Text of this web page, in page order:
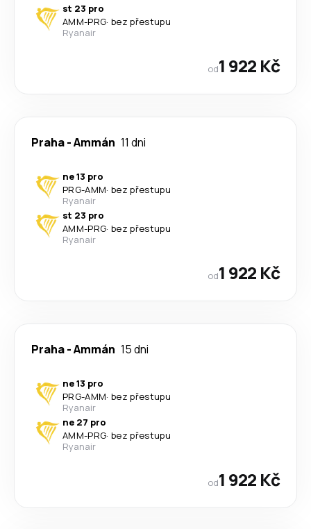
st 23 pro
AMM-PRG· bez přestupu
Ryanair
od1 922 Kč
Praha-Ammán 11 dni
ne 13 pro
PRG-AMM· bez přestupu
Ryanair
st 23 pro
AMM-PRG· bez přestupu
Ryanair
od1 922 Kč
Praha-Ammán 15 dni
ne 13 pro
PRG-AMM· bez přestupu
Ryanair
ne 27 pro
AMM-PRG· bez přestupu
Ryanair
od1 922 Kč